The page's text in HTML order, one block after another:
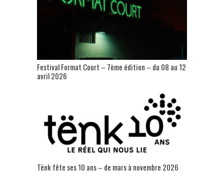
Festival Format Court – 7ème édition – du 08 au 12
avril 2026
Tënk fête ses 10 ans – de mars à novembre 2026